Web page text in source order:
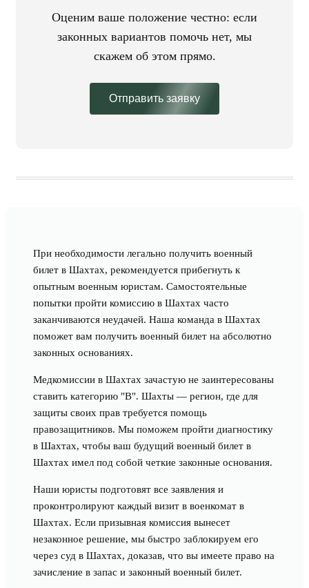
Оценим ваше положение честно: если
законных вариантов помочь нет, мы
скажем об этом прямо.
Отправить заявку
При необходимости легально получить военный
билет в Шахтах, рекомендуется прибегнуть к
опытным военным юристам. Самостоятельные
попытки пройти комиссию в Шахтах часто
заканчиваются неудачей. Наша команда в Шахтах
поможет вам получить военный билет на абсолютно
законных основаниях.
Медкомиссии в Шахтах зачастую не заинтересованы
ставить категорию "В". Шахты — регион, где для
защиты своих прав требуется помощь
правозащитников. Мы поможем пройти диагностику
в Шахтах, чтобы ваш будущий военный билет в
Шахтах имел под собой четкие законные основания.
Наши юристы подготовят все заявления и
проконтролируют каждый визит в военкомат в
Шахтах. Если призывная комиссия вынесет
незаконное решение, мы быстро заблокируем его
через суд в Шахтах, доказав, что вы имеете право на
зачисление в запас и законный военный билет.